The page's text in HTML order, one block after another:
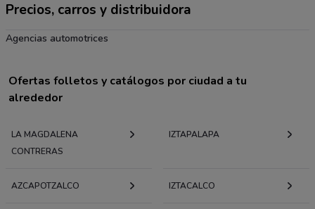
Precios, carros y distribuidora
Agencias automotrices
Ofertas folletos y catálogos por ciudad a tu
alrededor
LA MAGDALENA
CONTRERAS
IZTAPALAPA
AZCAPOTZALCO IZTACALCO